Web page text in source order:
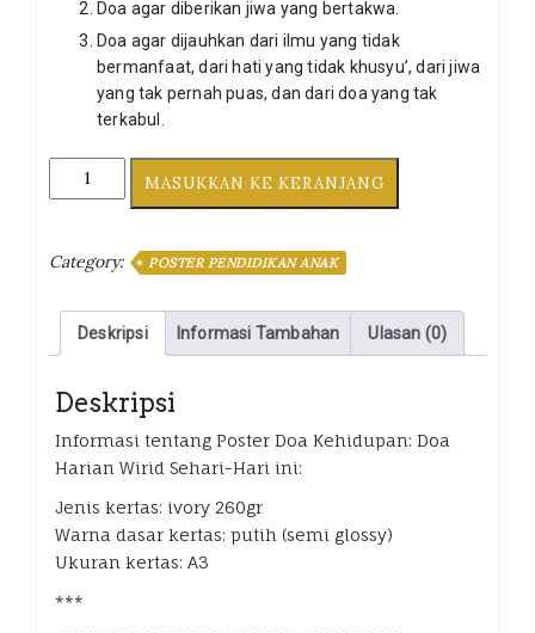
Doa agar diberikan jiwa yang bertakwa.
Doa agar dijauhkan dari ilmu yang tidak
bermanfaat, dari hati yang tidak khusyu’, dari jiwa
yang tak pernah puas, dan dari doa yang tak
terkabul.
Poster
Harian
Sehari-
Hari
MASUKKAN KE KERANJANG
Category: POSTER PENDIDIKAN ANAK
Deskripsi Informasi Tambahan Ulasan (0)
Deskripsi
Informasi tentang Poster Doa Kehidupan: Doa
Harian Wirid Sehari-Hari ini:
Jenis kertas: ivory 260gr
Warna dasar kertas: putih (semi glossy)
Ukuran kertas: A3
***